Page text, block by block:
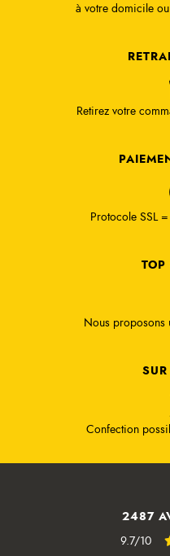
à votre domicile
Retirez votre
Protocole SSL
TOP
Nous proposons
Confection
2487
9.7/10